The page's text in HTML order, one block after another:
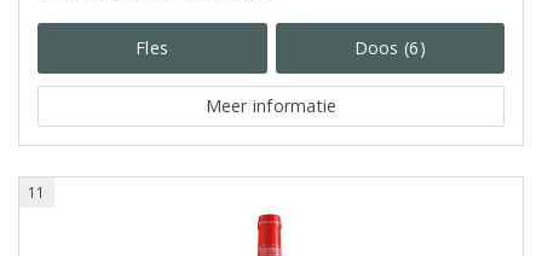
Fles Doos (6)
Meer informatie
11